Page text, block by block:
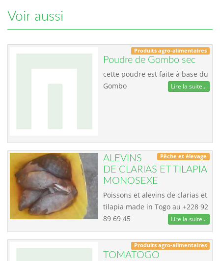
Voir aussi
Produits agro-alimentaires
Poudre de Gombo sec
cette poudre est faite à base du
Gombo
Lire la suite...
Pêche et élevage
ALEVINS
DE CLARIAS ET TILAPIA
MONOSEXE
Poissons et alevins de clarias et
tilapia made in Togo au +228 92
89 69 45
Lire la suite...
Produits agro-alimentaires
TOMATOGO